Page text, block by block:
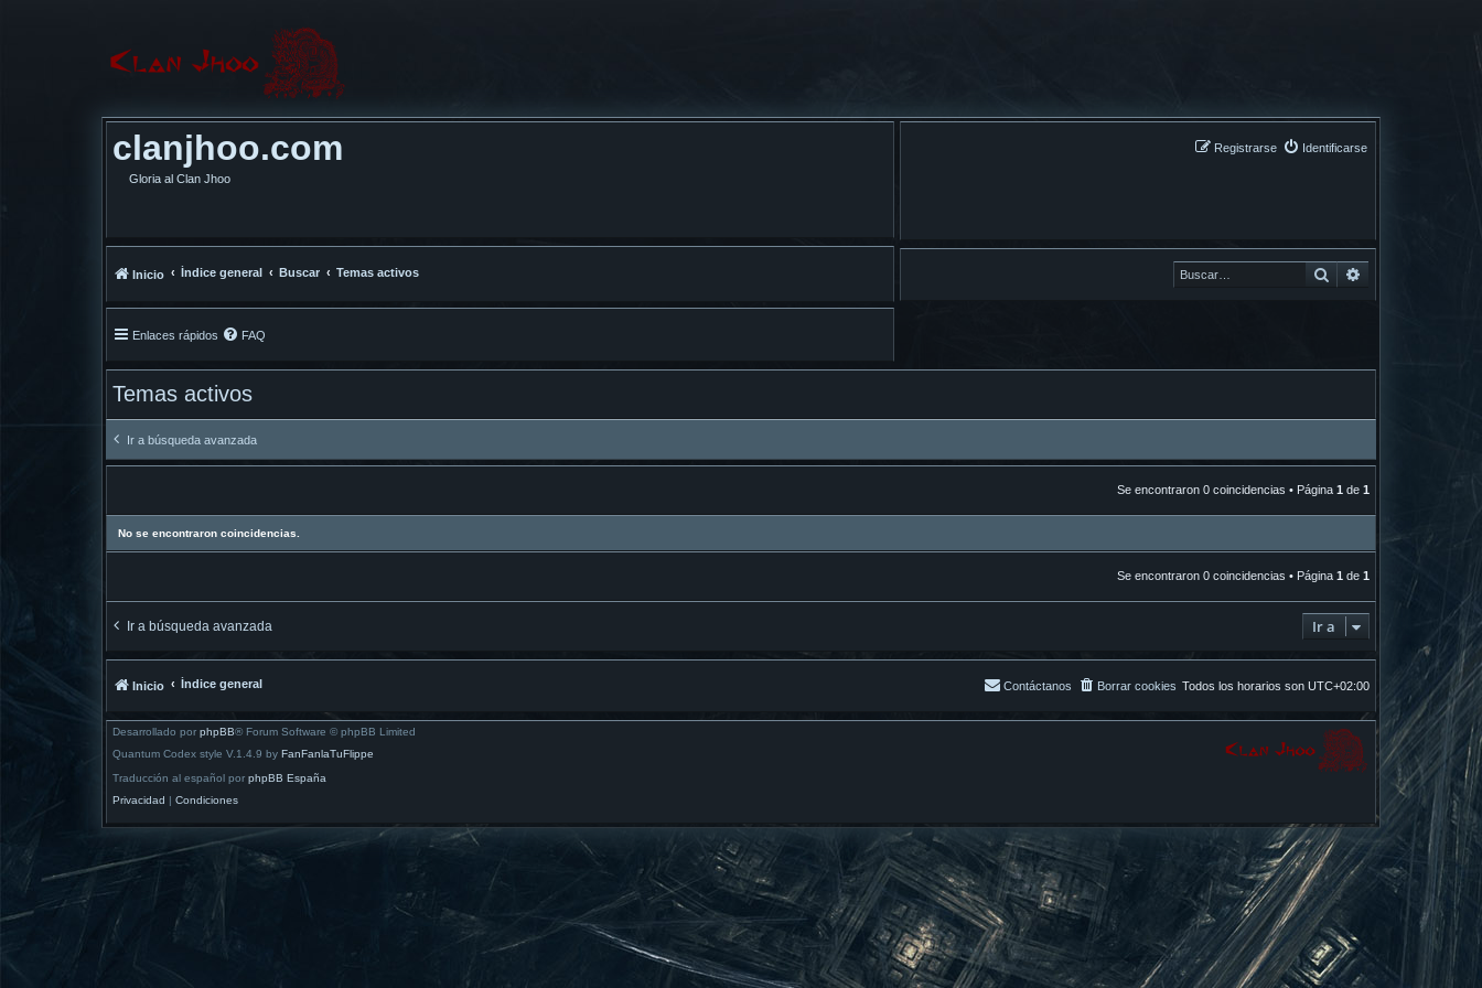
clanjhoo.com
Gloria al Clan Jhoo
Identificarse
Registrarse
Buscar
Inicio Índice general Buscar Temas activos
Enlaces rápidos FAQ
Temas activos
Ir a búsqueda avanzada
Se encontraron 0 coincidencias • Página 1 de 1
No se encontraron coincidencias.
Se encontraron 0 coincidencias • Página 1 de 1
Ir a búsqueda avanzada Ir a
Inicio Índice general Todos los horarios son UTC+02:00
Borrar cookies
Contáctanos
Desarrollado por phpBB® Forum Software © phpBB Limited
Quantum Codex style V.1.4.9 by FanFanlaTuFlippe
Traducción al español por phpBB España
Privacidad | Condiciones